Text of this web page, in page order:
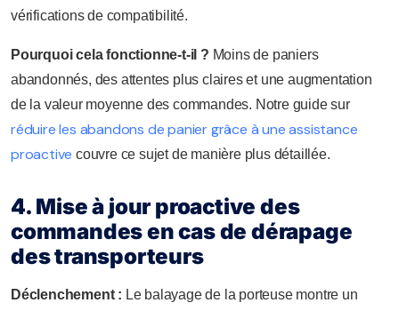
vérifications de compatibilité.
Pourquoi cela fonctionne-t-il ? Moins de paniers
abandonnés, des attentes plus claires et une augmentation
de la valeur moyenne des commandes. Notre guide sur
réduire les abandons de panier grâce à une assistance
proactive couvre ce sujet de manière plus détaillée.
4. Mise à jour proactive des
commandes en cas de dérapage
des transporteurs
Déclenchement : Le balayage de la porteuse montre un